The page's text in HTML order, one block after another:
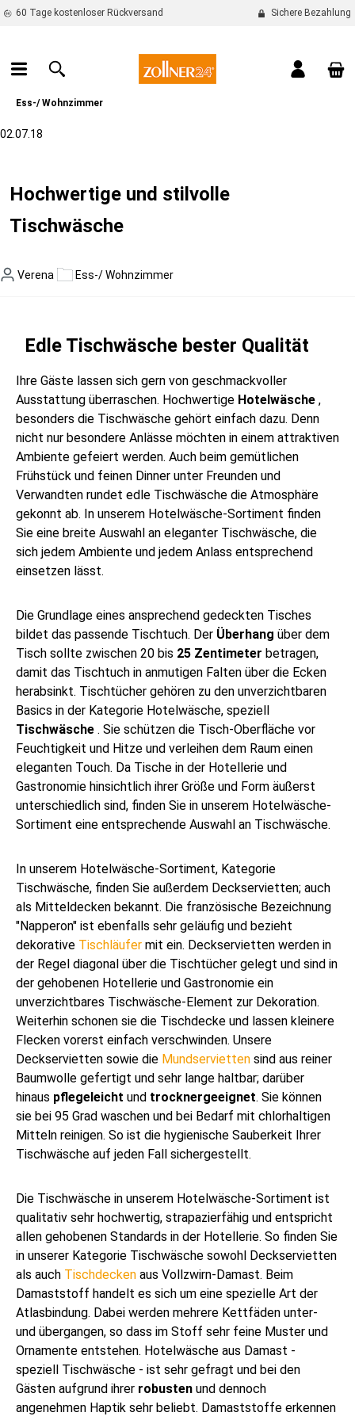
springen
60 Tage kostenloser Rückversand Sichere Bezahlung
Ess-/ Wohnzimmer
02.07.18
Hochwertige und stilvolle
Tischwäsche
Verena Ess-/ Wohnzimmer
Edle Tischwäsche bester Qualität
Ihre Gäste lassen sich gern von geschmackvoller
Ausstattung überraschen. Hochwertige Hotelwäsche ,
besonders die Tischwäsche gehört einfach dazu. Denn
nicht nur besondere Anlässe möchten in einem attraktiven
Ambiente gefeiert werden. Auch beim gemütlichen
Frühstück und feinen Dinner unter Freunden und
Verwandten rundet edle Tischwäsche die Atmosphäre
gekonnt ab. In unserem Hotelwäsche-Sortiment finden
Sie eine breite Auswahl an eleganter Tischwäsche, die
sich jedem Ambiente und jedem Anlass entsprechend
einsetzen lässt.
Die Grundlage eines ansprechend gedeckten Tisches
bildet das passende Tischtuch. Der Überhang über dem
Tisch sollte zwischen 20 bis 25 Zentimeter betragen,
damit das Tischtuch in anmutigen Falten über die Ecken
herabsinkt. Tischtücher gehören zu den unverzichtbaren
Basics in der Kategorie Hotelwäsche, speziell
Tischwäsche . Sie schützen die Tisch-Oberfläche vor
Feuchtigkeit und Hitze und verleihen dem Raum einen
eleganten Touch. Da Tische in der Hotellerie und
Gastronomie hinsichtlich ihrer Größe und Form äußerst
unterschiedlich sind, finden Sie in unserem Hotelwäsche-
Sortiment eine entsprechende Auswahl an Tischwäsche.
In unserem Hotelwäsche-Sortiment, Kategorie
Tischwäsche, finden Sie außerdem Deckservietten; auch
als Mitteldecken bekannt. Die französische Bezeichnung
"Napperon" ist ebenfalls sehr geläufig und bezieht
dekorative Tischläufer mit ein. Deckservietten werden in
der Regel diagonal über die Tischtücher gelegt und sind in
der gehobenen Hotellerie und Gastronomie ein
unverzichtbares Tischwäsche-Element zur Dekoration.
Weiterhin schonen sie die Tischdecke und lassen kleinere
Flecken vorerst einfach verschwinden. Unsere
Deckservietten sowie die Mundservietten sind aus reiner
Baumwolle gefertigt und sehr lange haltbar; darüber
hinaus pflegeleicht und trocknergeeignet. Sie können
sie bei 95 Grad waschen und bei Bedarf mit chlorhaltigen
Mitteln reinigen. So ist die hygienische Sauberkeit Ihrer
Tischwäsche auf jeden Fall sichergestellt.
Die Tischwäsche in unserem Hotelwäsche-Sortiment ist
qualitativ sehr hochwertig, strapazierfähig und entspricht
allen gehobenen Standards in der Hotellerie. So finden Sie
in unserer Kategorie Tischwäsche sowohl Deckservietten
als auch Tischdecken aus Vollzwirn-Damast. Beim
Damaststoff handelt es sich um eine spezielle Art der
Atlasbindung. Dabei werden mehrere Kettfäden unter-
und übergangen, so dass im Stoff sehr feine Muster und
Ornamente entstehen. Hotelwäsche aus Damast -
speziell Tischwäsche - ist sehr gefragt und bei den
Gästen aufgrund ihrer robusten und dennoch
angenehmen Haptik sehr beliebt. Damaststoffe erkennen